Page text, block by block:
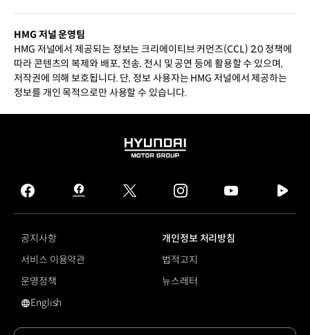
HMG 저널 운영팀
HMG 저널에서 제공되는 정보는 크리에이티브 커먼즈(CCL) 2.0 정책에
따라 콘텐츠의 복제와 배포, 전송, 전시 및 공연 등에 활용할 수 있으며,
저작권에 의해 보호됩니다. 단, 정보 사용자는 HMG 저널에서 제공하는
정보를 개인 목적으로만 사용할 수 있습니다.
HYUNDAI
GROUP
facebook
hmg
journal
twitter instagram
tv
공지사항
개인정보 처리방침
서비스 이용약관
법적고지
운영정책
뉴스레터
영문 사이트로 이동
English